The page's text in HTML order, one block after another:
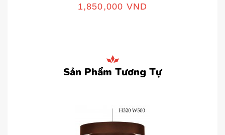
1,850,000 VND
Sản Phẩm Tương Tự